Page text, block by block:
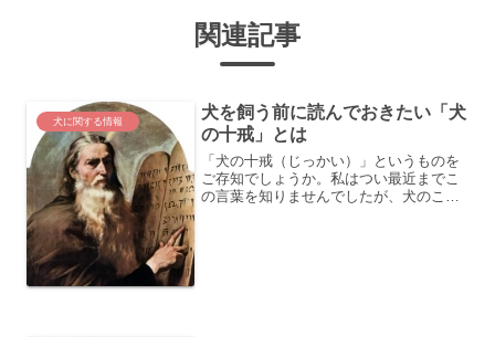
関連記事
犬に関する情報
犬を飼う前に読んでおきたい「犬
の十戒」とは
「犬の十戒（じっかい）」というものを
ご存知でしょうか。私はつい最近までこ
の言葉を知りませんでしたが、犬のこと